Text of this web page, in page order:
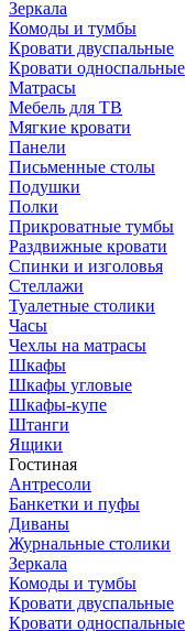
Зеркала
Комоды и тумбы
Кровати двуспальные
Кровати односпальные
Матрасы
Мебель для ТВ
Мягкие кровати
Панели
Письменные столы
Подушки
Полки
Прикроватные тумбы
Раздвижные кровати
Спинки и изголовья
Стеллажи
Туалетные столики
Часы
Чехлы на матрасы
Шкафы
Шкафы угловые
Шкафы-купе
Штанги
Ящики
Гостиная
Антресоли
Банкетки и пуфы
Диваны
Журнальные столики
Зеркала
Комоды и тумбы
Кровати двуспальные
Кровати односпальные